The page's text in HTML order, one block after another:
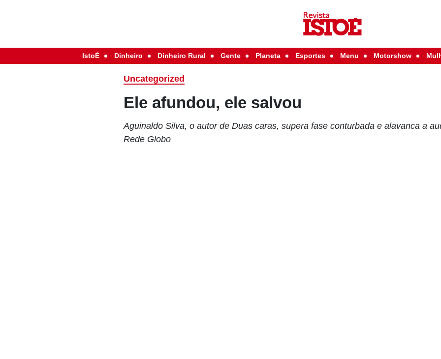
IstoÉ Dinheiro Dinheiro Rural Gente Planeta Esportes Menu Motorshow
Uncategorized
Ele afundou, ele salvou
Aguinaldo Silva, o autor de Duas caras, supera fase conturbada e alavanca a
Rede Globo